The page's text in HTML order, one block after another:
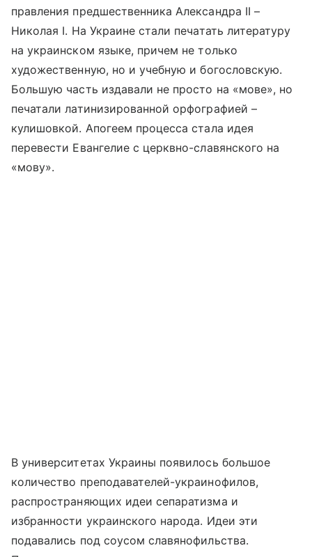
правления предшественника Александра II –
Николая I. На Украине стали печатать литературу
на украинском языке, причем не только
художественную, но и учебную и богословскую.
Большую часть издавали не просто на «мове», но
печатали латинизированной орфографией –
кулишовкой. Апогеем процесса стала идея
перевести Евангелие с церквно-славянского на
«мову».
В университетах Украины появилось большое
количество преподавателей-украинофилов,
распространяющих идеи сепаратизма и
избранности украинского народа. Идеи эти
подавались под соусом славянофильства.